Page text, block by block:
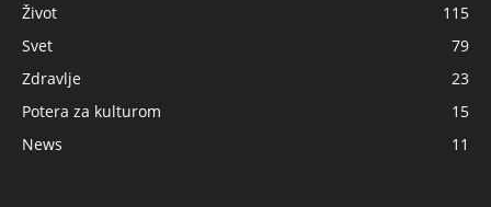
Život
115
Svet
79
Zdravlje
23
Potera za kulturom
15
News
11